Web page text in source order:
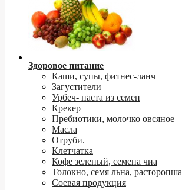
Здоровое питание
Каши, супы, фитнес-ланч
Загустители
Урбеч- паста из семен
Крекер
Пребиотики, молочко овсяное
Масла
Отруби.
Клетчатка
Кофе зеленый, семена чиа
Толокно, семя льна, расторопша
Соевая продукция